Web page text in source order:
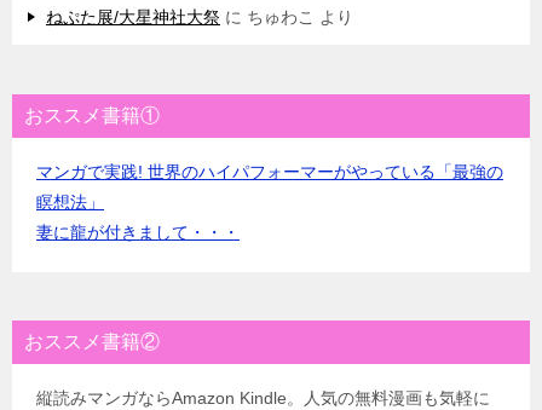
ねぷた展/大星神社大祭 に ちゅわこ より
おススメ書籍①
マンガで実践! 世界のハイパフォーマーがやっている「最強の
瞑想法」
妻に龍が付きまして・・・
おススメ書籍②
縦読みマンガならAmazon Kindle。人気の無料漫画も気軽に